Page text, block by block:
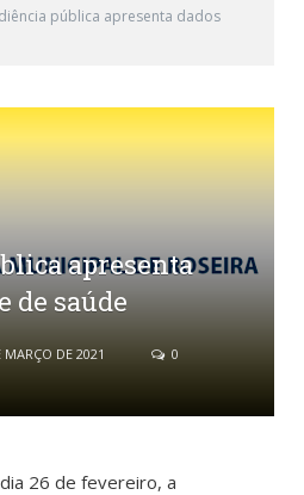
pública apresenta dados
apresenta
de saúde
MARÇO DE 2021
0
26 de fevereiro, a